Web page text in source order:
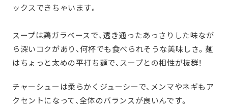
ックスできちゃいます。
スープは鶏ガラベースで、透き通ったあっさりした味なが
ら深いコクがあり、何杯でも食べられそうな美味しさ。麺
はちょっと太めの平打ち麺で、スープとの相性が抜群！
チャーシューは柔らかくジューシーで、メンマやネギもア
クセントになって、全体のバランスが良いんです。